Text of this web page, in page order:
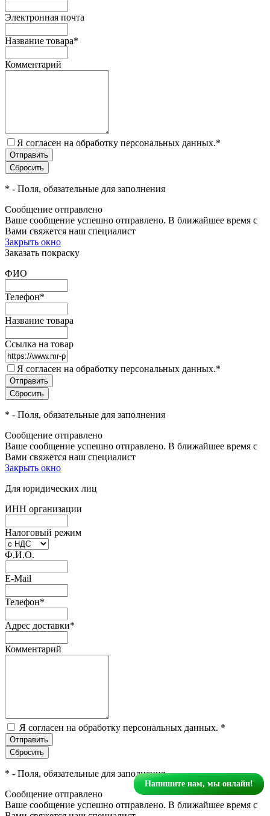
Электронная почта
Название товара*
Комментарий
Я согласен на обработку персональных данных.*
* - Поля, обязательные для заполнения
Сообщение отправлено
Ваше сообщение успешно отправлено. В ближайшее время с
Вами свяжется наш специалист
Закрыть окно
Заказать покраску
ФИО
Телефон*
Название товара
Ссылка на товар
Я согласен на обработку персональных данных.*
* - Поля, обязательные для заполнения
Сообщение отправлено
Ваше сообщение успешно отправлено. В ближайшее время с
Вами свяжется наш специалист
Закрыть окно
Для юридических лиц
ИНН организации
Налоговый режим
Ф.И.О.
E-Mail
Телефон*
Адрес доставки*
Комментарий
Я согласен на обработку персональных данных. *
* - Поля, обязательные для заполнения
Сообщение отправлено
Ваше сообщение успешно отправлено. В ближайшее время с
Напишите нам, мы онлайн!